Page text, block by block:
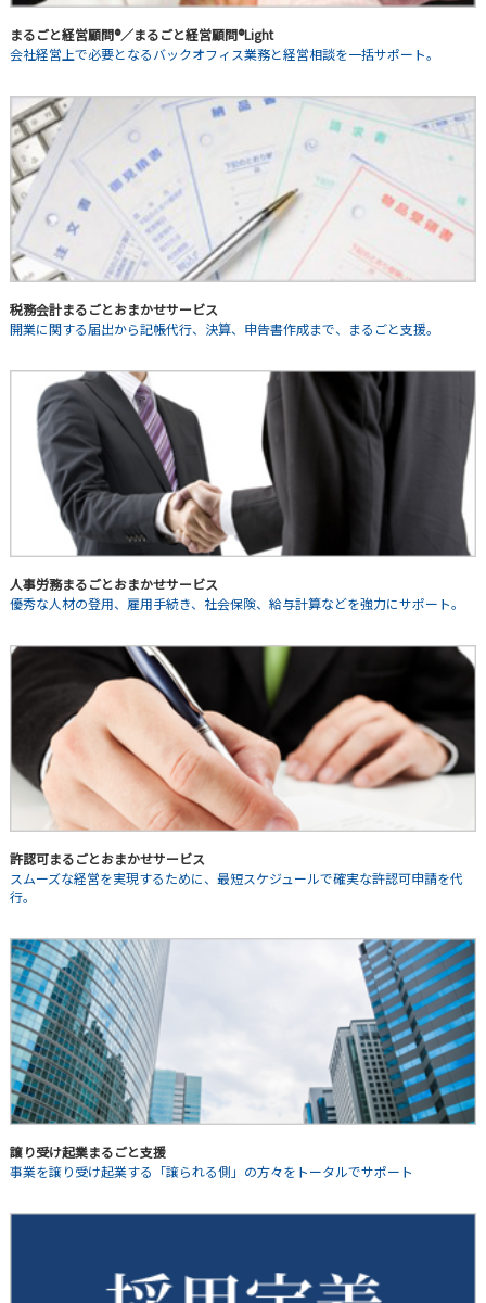
まるごと経営顧問®／まるごと経営顧問®Light
会社経営上で必要となるバックオフィス業務と経営相談を一括サポート。
税務会計まるごとおまかせサービス
開業に関する届出から記帳代行、決算、申告書作成まで、まるごと支援。
人事労務まるごとおまかせサービス
優秀な人材の登用、雇用手続き、社会保険、給与計算などを強力にサポート。
許認可まるごとおまかせサービス
スムーズな経営を実現するために、最短スケジュールで確実な許認可申請を代
行。
譲り受け起業まるごと支援
事業を譲り受け起業する「譲られる側」の方々をトータルでサポート